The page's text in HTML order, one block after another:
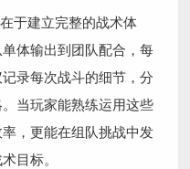
于建立完整的战术体
体输出到团队配合，每
录每次战斗的细节，分
当玩家能熟练运用这些
，更能在组队挑战中发
目标。